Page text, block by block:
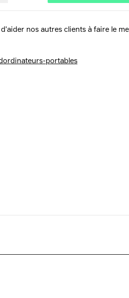
nos autres clients à faire le
portables